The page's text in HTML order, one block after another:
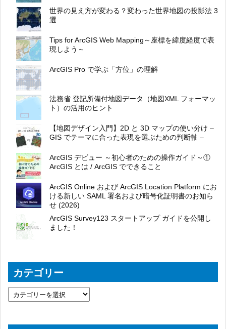
世界の見え方が変わる？変わった世界地図の投影法 3
選
Tips for ArcGIS Web Mapping～座標を緯度経度で表
現しよう～
ArcGIS Pro で学ぶ「方位」の理解
法務省 登記所備付地図データ（地図XML フォーマッ
ト）の活用のヒント
【地図デザイン入門】2D と 3D マップの使い分け –
GIS でテーマに合った表現を選ぶための判断軸 –
ArcGIS デビュー ～初心者のための操作ガイド～①
ArcGIS とは / ArcGIS でできること
ArcGIS Online および ArcGIS Location Platform にお
ける新しい SAML 署名および暗号化証明書のお知ら
せ (2026)
ArcGIS Survey123 スタートアップ ガイドを公開し
ました！
カテゴリー